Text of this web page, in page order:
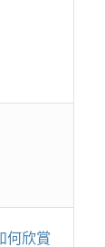
何欣賞